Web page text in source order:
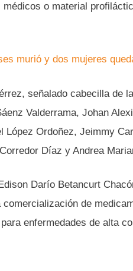
o material
murió y dos mujeres
señalado cabecilla de
Valderrama, Johan
Ordoñez, Jeimmy
Díaz y Andrea
Darío Betancurt
de
enfermedades de alta